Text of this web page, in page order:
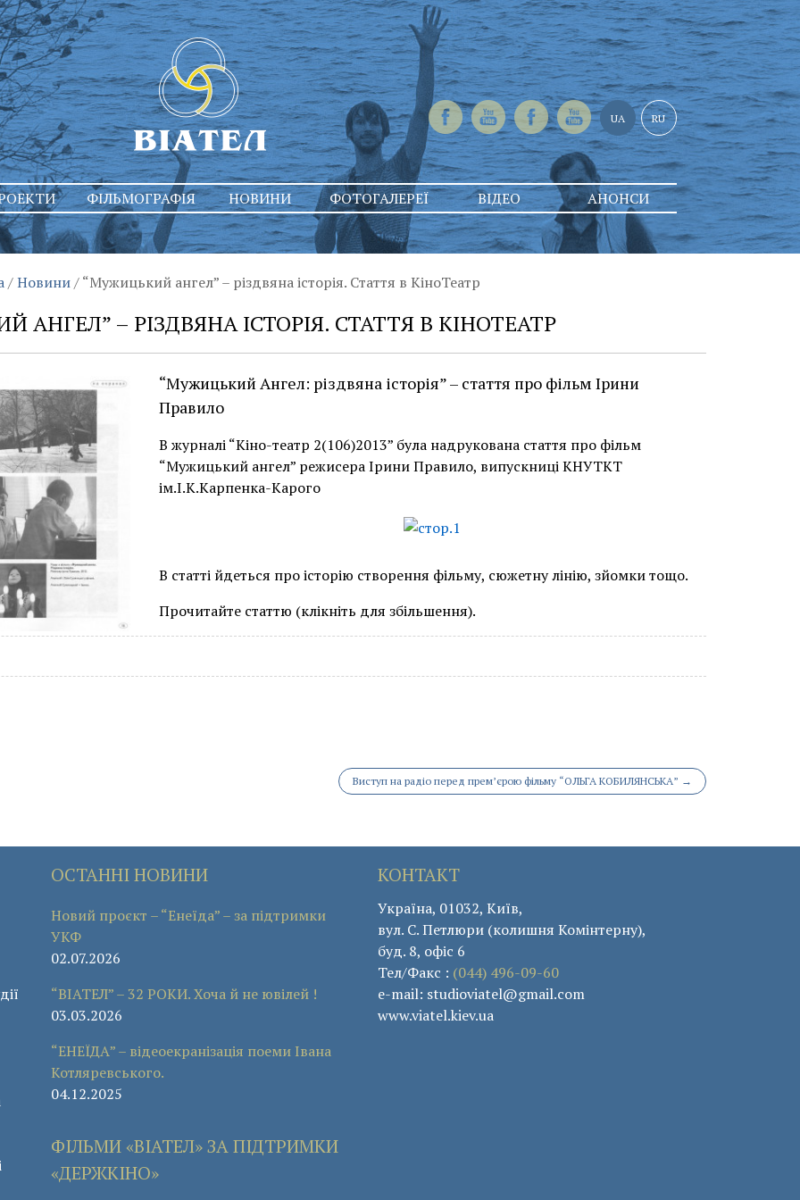
UA RU
ФІЛЬМОГРАФІЯ НОВИНИ ФОТОГАЛЕРЕЇ ВІДЕО АНОНСИ
/Новини/“Мужицький ангел” – різдвяна історія. Стаття в КіноТеатр
АНГЕЛ” – РІЗДВЯНА ІСТОРІЯ. СТАТТЯ В КІНОТЕАТР
“Мужицький Ангел: різдвяна історія” – стаття про фільм Ірини
Правило
В журналі “Кіно-театр 2(106)2013” була надрукована стаття про фільм
“Мужицький ангел” режисера Ірини Правило, випускниці КНУТКТ
ім.І.К.Карпенка-Карого
В статті йдеться про історію створення фільму, сюжетну лінію, зйомки тощо.
Прочитайте статтю (клікніть для збільшення).
Виступ на радіо перед прем’єрою фільму “ОЛЬГА КОБИЛЯНСЬКА” →
ОСТАННІ НОВИНИ
Новий проєкт – “Енеїда” – за підтримки
УКФ
02.07.2026
“ВІАТЕЛ” – 32 РОКИ. Хоча й не ювілей !
03.03.2026
“ЕНЕЇДА” – відеоекранізація поеми Івана
Котляревського.
04.12.2025
ФІЛЬМИ «ВІАТЕЛ» ЗА ПІДТРИМКИ
«ДЕРЖКІНО»
КОНТАКТ
Україна, 01032, Київ,
вул. С. Петлюри (колишня Комінтерну),
буд. 8, офіс 6
Тел/Факс : (044) 496-09-60
e-mail: studioviatel@gmail.com
www.viatel.kiev.ua